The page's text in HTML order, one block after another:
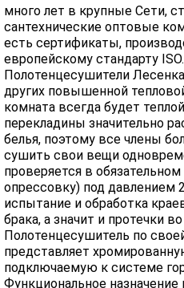
много лет в крупные Сети,
сантехнические оптовые
есть сертификаты,
европейскому стандарту
Полотенцесушители
других повышенной
комната всегда будет
перекладины значительно
белья, поэтому все члены
сушить свои вещи
проверяется в
опрессовку) под давлением
испытание и обработка
брака, а значит и протечки
Полотенцесушитель по
представляет
подключаемую к системе
Функциональное